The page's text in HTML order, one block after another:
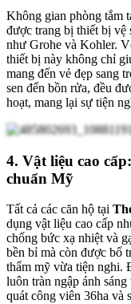
Không gian phòng tắm
được trang bị thiết bị vệ
như Grohe và Kohler.
thiết bị này không chỉ
mang đến vẻ đẹp sang
sen đến bồn rửa, đều
hoạt, mang lại sự tiện
4. Vật liệu cao
chuẩn Mỹ
Tất cả các căn hộ tại
dụng vật liệu cao cấp
chống bức xạ nhiệt và
bền bỉ mà còn được bố
thẩm mỹ vừa tiện nghi.
luôn tràn ngập ánh
quát công viên 36ha và